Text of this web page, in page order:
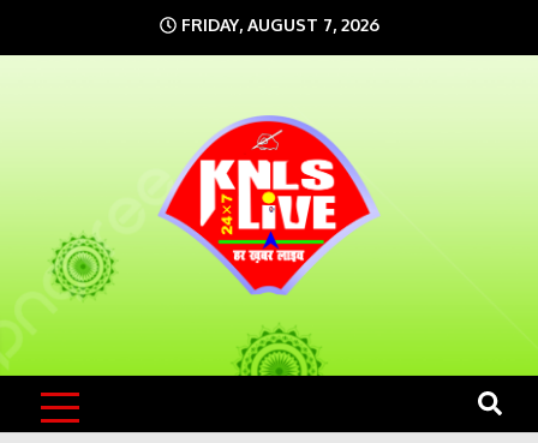
to
FRIDAY, AUGUST 7, 2026
KNLS LIVE
India`s No.1 News Portal